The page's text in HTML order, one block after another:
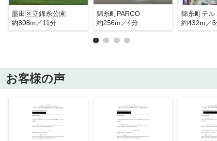
墨田区立錦糸公園
約808m／11分
錦糸町PARCO
約256m／4分
錦糸町テル
約432m／
お客様の声